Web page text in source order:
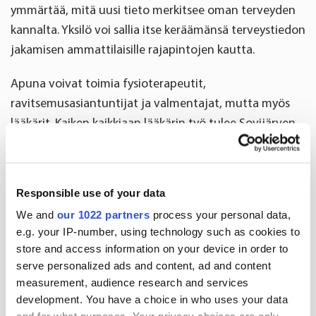
Responsible use of your data
We and our 1022 partners process your personal data,
e.g. your IP-number, using technology such as cookies to
store and access information on your device in order to
serve personalized ads and content, ad and content
measurement, audience research and services
development. You have a choice in who uses your data
ymmärtää, mitä uusi tieto merkitsee oman terveyden
kannalta. Yksilö voi sallia itse keräämänsä terveystiedon
jakamisen ammattilaisille rajapintojen kautta.
Apuna voivat toimia fysioterapeutit,
ravitsemusasiantuntijat ja valmentajat, mutta myös
lääkärit. Kaiken kaikkiaan lääkärin työ tulee Sovijärven
mukaan painottumaan yhä enemmän sairauksien
”Tulevaisuuden lääkäri on kuuntelija ja
keskustelukumppani, joka tekee päätöksiä yhdessä yksilön
kanssa ja pitää kokonaisuuden käsissä. Tavoitteena on
työskennellä yhdessä potilaan kokonaisterveyden eteen.”
Jo nyt lääkäripalveluita tarjotaan liikuntakeskuksista
tutuilla valmennusmalleilla, joissa kuukausimaksulla